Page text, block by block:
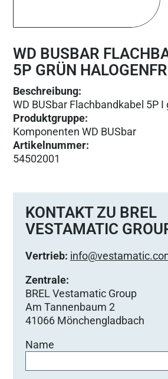
WD BUSBAR
5P GRÜN
Beschreibung:
WD BUSbar Flachbandkabel 5P
Produktgruppe:
Komponenten WD BUSbar
Artikelnummer:
54502001
KONTAKT ZU BREL
VESTAMATIC
Vertrieb:
Zentrale:
BREL Vestamatic Group
Am Tannenbaum 2
41066 Mönchengladbach
Name